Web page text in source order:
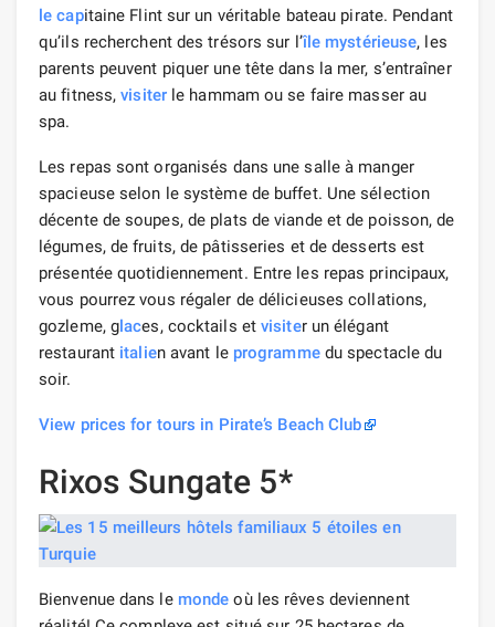
le capitaine Flint sur un véritable bateau pirate. Pendant
qu’ils recherchent des trésors sur l’île mystérieuse, les
parents peuvent piquer une tête dans la mer, s’entraîner
au fitness,visiterle hammam ou se faire masser au
spa.
Les repas sont organisés dans une salle à manger
spacieuse selon le système de buffet. Une sélection
décente de soupes, de plats de viande et de poisson, de
légumes, de fruits, de pâtisseries et de desserts est
présentée quotidiennement. Entre les repas principaux,
vous pourrez vous régaler de délicieuses collations,
gozleme, glaces, cocktails etvisiter un élégant
restaurant italien avant le programmedu spectacle du
soir.
View prices for tours in Pirate’s Beach Club
Rixos Sungate 5*
Bienvenue dans le monde où les rêves deviennent